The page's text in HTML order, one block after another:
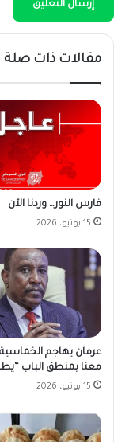
مقالات ذات صلة
فارس النور… وردنا الآن
15 يونيو، 2026
عرمان يهاجم
معنا بمنطق الباب
15 يونيو، 2026